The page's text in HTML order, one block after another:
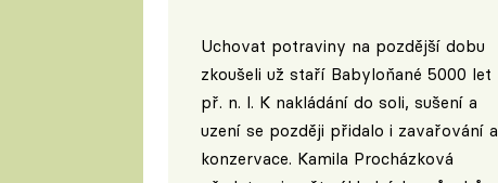
Uchovat potraviny na pozdější dobu
zkoušeli už staří Babyloňané 5000 let
př. n. l. K nakládání do soli, sušení a
uzení se později přidalo i zavařování a
konzervace. Kamila Procházková